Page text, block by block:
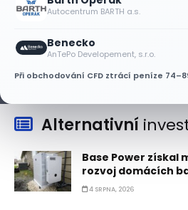
Autocentrum BARTH a.s.
Benecko
AnTePo Developement, s.r.o.
Při obchodování CFD ztrácí peníze
na plán výplaty
Alternativní
Base Power získal
rozvoj domácích
4 SRPNA, 2026